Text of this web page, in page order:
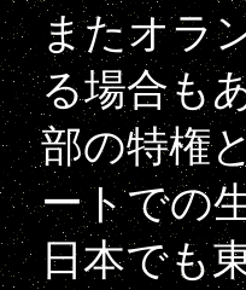
またオラ
る場合も
部の特権
ートでの
日本でも